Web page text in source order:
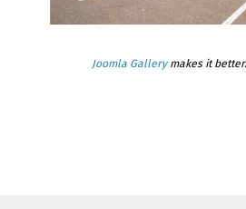
Joomla Gallerymakes it